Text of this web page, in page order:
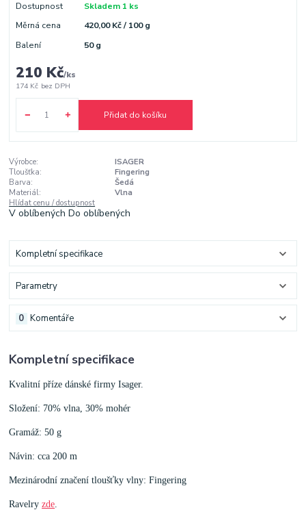
Dostupnost
Skladem 1 ks
Měrná cena
420,00 Kč / 100 g
Balení
50 g
210 Kč/ks
174 Kč bez DPH
Přidat do košíku
Výrobce:
ISAGER
Tloušťka:
Fingering
Barva:
Šedá
Materiál:
Vlna
Hlídat cenu / dostupnost
V oblíbenýchDo oblíbených
Kompletní specifikace
Parametry
Komentáře
0
Kompletní specifikace
Kvalitní příze dánské firmy Isager.
Složení: 70% vlna, 30% mohér
Gramáž: 50 g
Návin: cca 200 m
Mezinárodní značení tloušťky vlny: Fingering
Ravelryzde